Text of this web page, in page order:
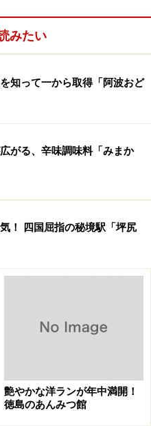
みたい
知って一から取得「阿波おど
がる、辛味調味料「みまか
！ 四国屈指の秘境駅「坪尻
艶やかな洋ランが年中満開！
徳島のあんみつ館